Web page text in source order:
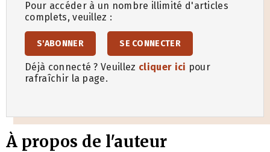
Pour accéder à un nombre illimité d'articles
complets, veuillez :
S'ABONNER SE CONNECTER
Déjà connecté ? Veuillez cliquer ici pour
rafraîchir la page.
À propos de l'auteur